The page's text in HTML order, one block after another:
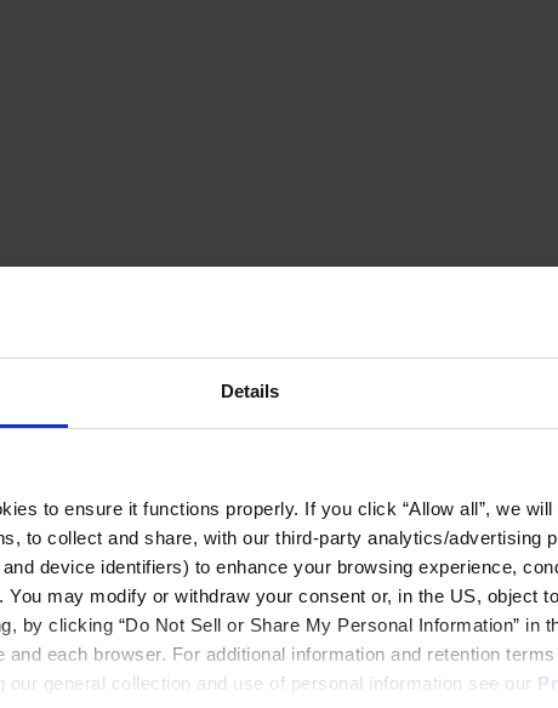
Details
to ensure it functions properly. If you click “Allow all”, we
to collect and share, with our third-party analytics/advertising
device identifiers) to enhance your browsing experience,
may modify or withdraw your consent or, in the US, object
by clicking “Do Not Sell or Share My Personal Information” in
each browser. For additional information and retention
our general collection and use of personal information see our